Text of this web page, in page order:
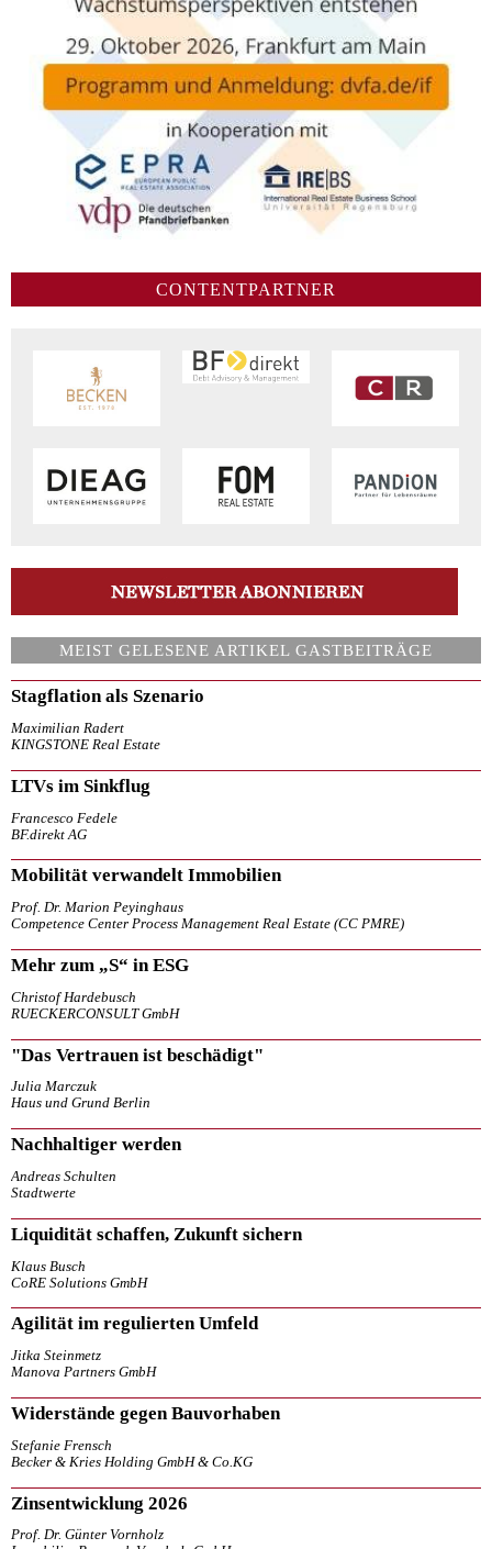
CONTENTPARTNER
MEIST GELESENE ARTIKEL GASTBEITRÄGE
Stagflation als Szenario
Maximilian Radert
KINGSTONE Real Estate
LTVs im Sinkflug
Francesco Fedele
BF.direkt AG
Mobilität verwandelt Immobilien
Prof. Dr. Marion Peyinghaus
Competence Center Process Management Real Estate (CC PMRE)
Mehr zum „S“ in ESG
Christof Hardebusch
RUECKERCONSULT GmbH
"Das Vertrauen ist beschädigt"
Julia Marczuk
Haus und Grund Berlin
Nachhaltiger werden
Andreas Schulten
Stadtwerte
Liquidität schaffen, Zukunft sichern
Klaus Busch
CoRE Solutions GmbH
Agilität im regulierten Umfeld
Jitka Steinmetz
Manova Partners GmbH
Widerstände gegen Bauvorhaben
Stefanie Frensch
Becker & Kries Holding GmbH & Co.KG
Zinsentwicklung 2026
Prof. Dr. Günter Vornholz